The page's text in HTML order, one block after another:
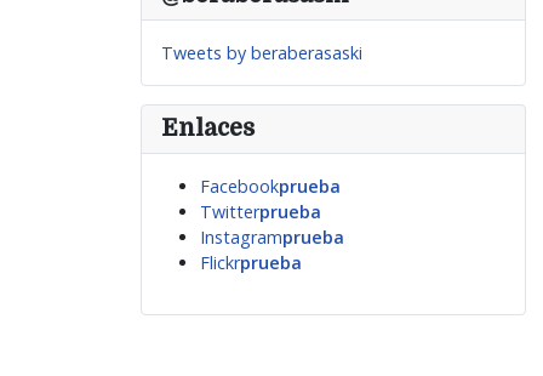
Tweets by beraberasaski
Enlaces
Facebookprueba
Twitterprueba
Instagramprueba
Flickrprueba